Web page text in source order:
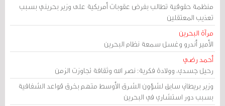
منظمة حقوقية تطالب بفرض عقوبات أمريكية على وزير بحريني بسبب
تعذيب المعتقلين
مرآة البحرين
الأمير أندرو وغسل سمعة نظام البحرين
أحمد رضي
رحيل جسدي، وولادة فكرية: نصر الله وثقافة تجاوزت الزمن
وزير بريطاني سابق لشؤون الشرق الأوسط متهم بخرق قواعد الشفافية
بسبب دور استشاري في البحرين